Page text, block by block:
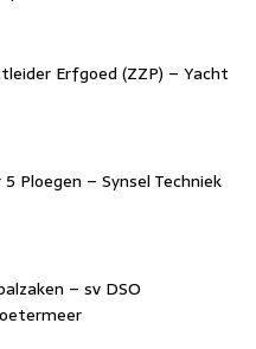
Erfgoed (ZZP) – Yacht
Ploegen – Synsel Techniek
– sv DSO